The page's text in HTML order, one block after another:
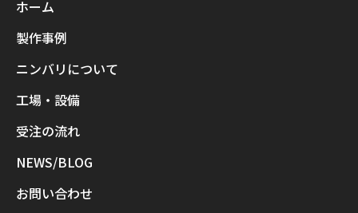
ホーム
製作事例
ニンバリについて
工場・設備
受注の流れ
NEWS/BLOG
お問い合わせ